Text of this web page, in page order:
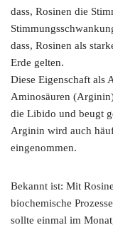
dass, Rosinen die
dass, Rosinen als
Erde gelten.
Diese Eigenschaft als
Aminosäuren
die Libido und beugt
Arginin wird auch
eingenommen.
Bekannt ist: Mit
biochemische
sollte einmal im